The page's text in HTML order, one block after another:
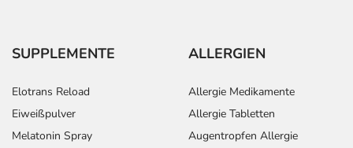
SUPPLEMENTE
Elotrans Reload
Eiweißpulver
Melatonin Spray
ALLERGIEN
Allergie Medikamente
Allergie Tabletten
Augentropfen Allergie